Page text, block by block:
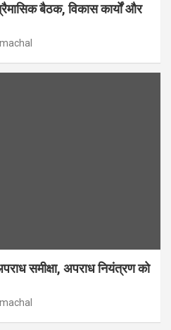
बैठक, विकास कार्यों और
समीक्षा, अपराध नियंत्रण को